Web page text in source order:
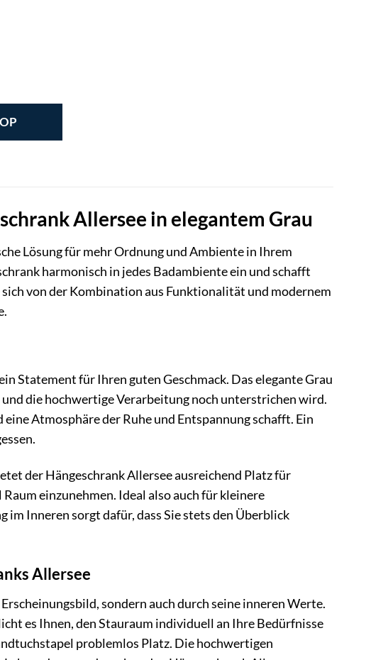
Allersee in elegantem Grau
Lösung für mehr Ordnung und Ambiente in Ihrem
harmonisch in jedes Badambiente ein und schafft
von der Kombination aus Funktionalität und modernem
Statement für Ihren guten Geschmack. Das elegante Grau
die hochwertige Verarbeitung noch unterstrichen wird.
Atmosphäre der Ruhe und Entspannung schafft. Ein
der Hängeschrank Allersee ausreichend Platz für
einzunehmen. Ideal also auch für kleinere
Inneren sorgt dafür, dass Sie stets den Überblick
Allersee
sondern auch durch seine inneren Werte.
es Ihnen, den Stauraum individuell an Ihre Bedürfnisse
problemlos Platz. Die hochwertigen